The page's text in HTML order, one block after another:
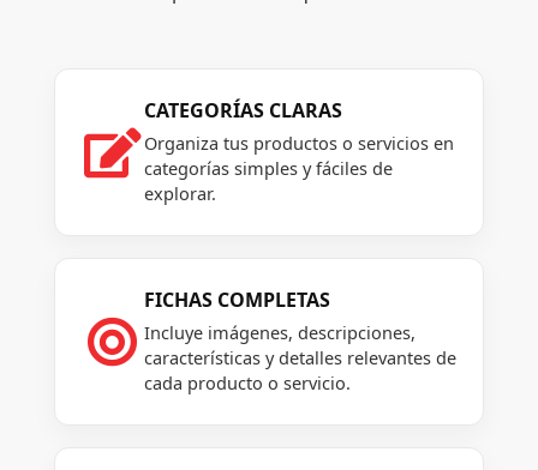

CATEGORÍAS CLARAS
Organiza tus productos o servicios en
categorías simples y fáciles de
explorar.

FICHAS COMPLETAS
Incluye imágenes, descripciones,
características y detalles relevantes de
cada producto o servicio.